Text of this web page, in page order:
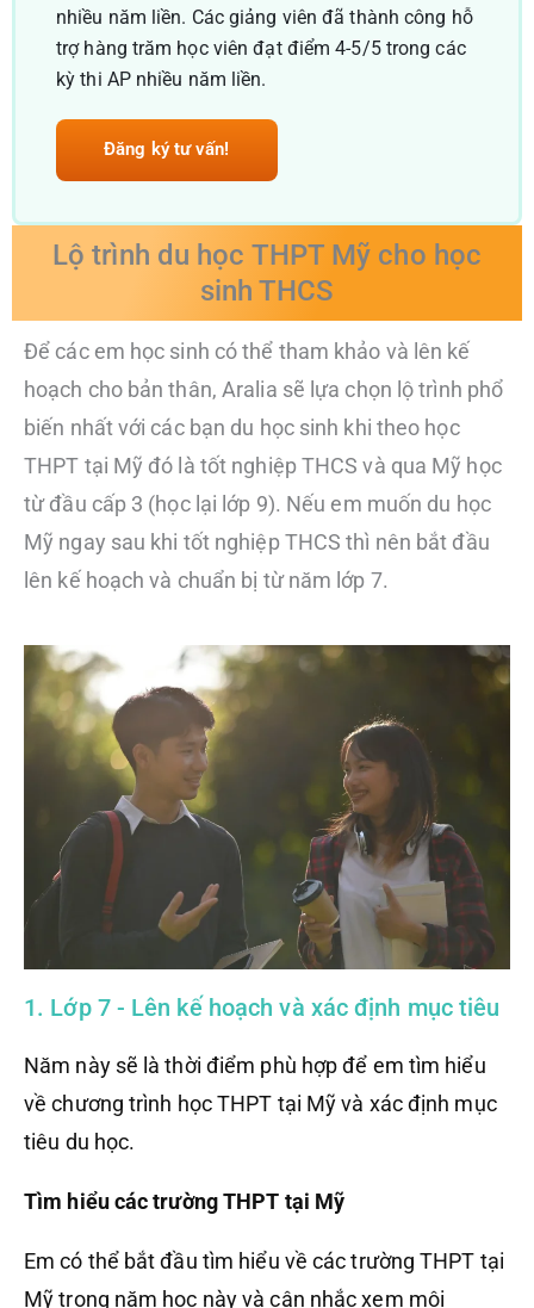
nhiều năm liền. Các giảng viên đã thành công hỗ
trợ hàng trăm học viên đạt điểm 4-5/5 trong các
kỳ thi AP nhiều năm liền.
Đăng ký tư vấn!
Lộ trình du học THPT Mỹ cho học
sinh THCS
Để các em học sinh có thể tham khảo và lên kế
hoạch cho bản thân, Aralia sẽ lựa chọn lộ trình phổ
biến nhất với các bạn du học sinh khi theo học
THPT tại Mỹ đó là tốt nghiệp THCS và qua Mỹ học
từ đầu cấp 3 (học lại lớp 9). Nếu em muốn du học
Mỹ ngay sau khi tốt nghiệp THCS thì nên bắt đầu
lên kế hoạch và chuẩn bị từ năm lớp 7.
1. Lớp 7 - Lên kế hoạch và xác định mục tiêu
Năm này sẽ là thời điểm phù hợp để em tìm hiểu
về chương trình học THPT tại Mỹ và xác định mục
tiêu du học.
Tìm hiểu các trường THPT tại Mỹ
Em có thể bắt đầu tìm hiểu về các trường THPT tại
Mỹ trong năm học này và cân nhắc xem môi